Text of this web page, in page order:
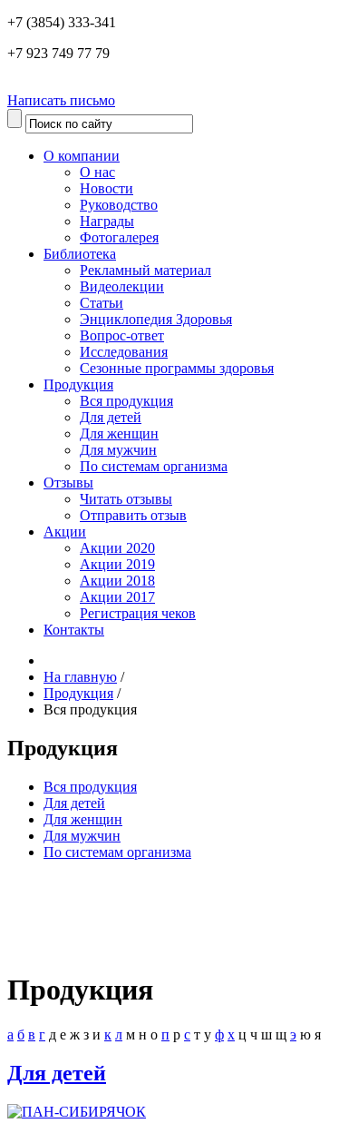
+7 (3854) 333-341
+7 923 749 77 79
Написать письмо
О компании
О нас
Новости
Руководство
Награды
Фотогалерея
Библиотека
Рекламный материал
Видеолекции
Статьи
Энциклопедия Здоровья
Вопрос-ответ
Исследования
Сезонные программы здоровья
Продукция
Вся продукция
Для детей
Для женщин
Для мужчин
По системам организма
Отзывы
Читать отзывы
Отправить отзыв
Акции
Акции 2020
Акции 2019
Акции 2018
Акции 2017
Регистрация чеков
Контакты
На главную /
Продукция /
Вся продукция
Продукция
Вся продукция
Для детей
Для женщин
Для мужчин
По системам организма
Продукция
а б в г д е ж з и к л м н о п р с т у ф х ц ч ш щ э ю я
Для детей